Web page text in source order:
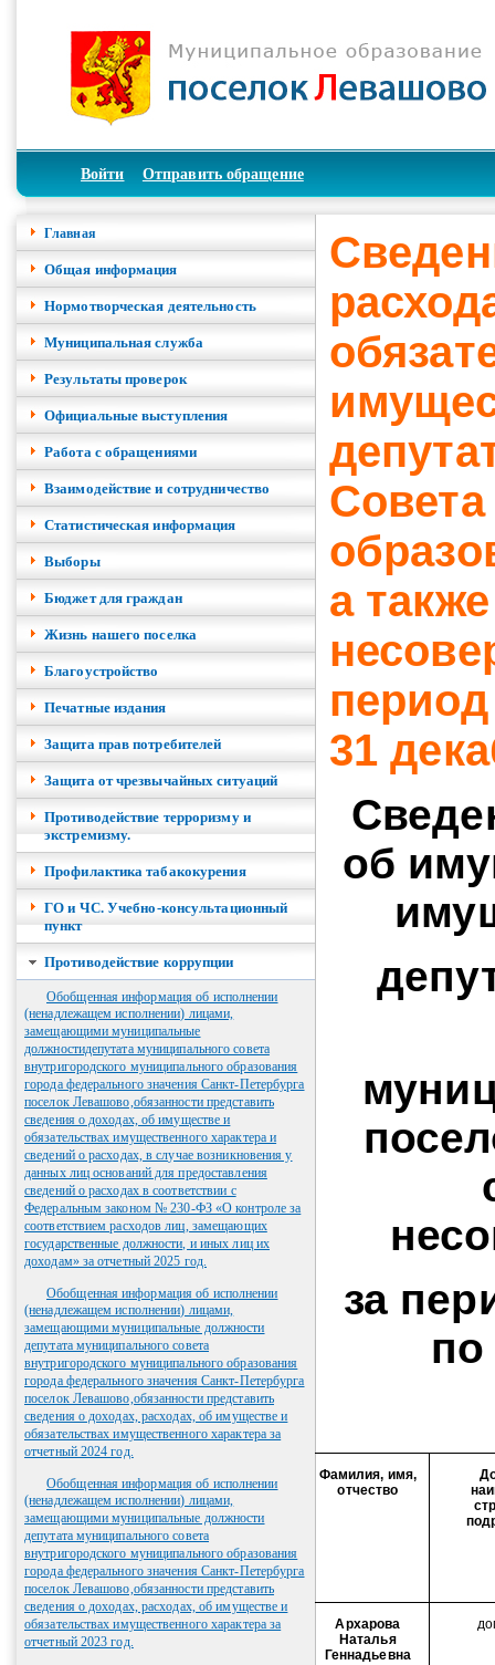
Войти Отправить обращение
Главная
Общая информация
Нормотворческая деятельность
Муниципальная служба
Результаты проверок
Официальные выступления
Работа с обращениями
Взаимодействие и сотрудничество
Cтатистическая информация
Выборы
Бюджет для граждан
Жизнь нашего поселка
Благоустройство
Печатные издания
Защита прав потребителей
Защита от чрезвычайных ситуаций
Противодействие терроризму и
экстремизму.
Профилактика табакокурения
ГО и ЧС. Учебно-консультационный
пункт
Противодействие коррупции
Обобщенная информация об исполнении
(ненадлежащем исполнении) лицами,
замещающими муниципальные
должностидепутата муниципального совета
внутригородского муниципального образования
города федерального значения Санкт-Петербурга
поселок Левашово,обязанности представить
сведения о доходах, об имуществе и
обязательствах имущественного характера и
сведений о расходах, в случае возникновения у
данных лиц оснований для предоставления
сведений о расходах в соответствии с
Федеральным законом № 230-ФЗ «О контроле за
соответствием расходов лиц, замещающих
государственные должности, и иных лиц их
доходам» за отчетный 2025 год.
Обобщенная информация об исполнении
(ненадлежащем исполнении) лицами,
замещающими муниципальные должности
депутата муниципального совета
внутригородского муниципального образования
города федерального значения Санкт-Петербурга
поселок Левашово,обязанности представить
сведения о доходах, расходах, об имуществе и
обязательствах имущественного характера за
отчетный 2024 год.
Обобщенная информация об исполнении
(ненадлежащем исполнении) лицами,
замещающими муниципальные должности
депутата муниципального совета
внутригородского муниципального образования
города федерального значения Санкт-Петербурга
поселок Левашово,обязанности представить
сведения о доходах, расходах, об имуществе и
обязательствах имущественного характера за
отчетный 2023 год.
а
период
31
об
за
по
Фамилия, имя,
отчество
Архарова
Наталья
Геннадьевна